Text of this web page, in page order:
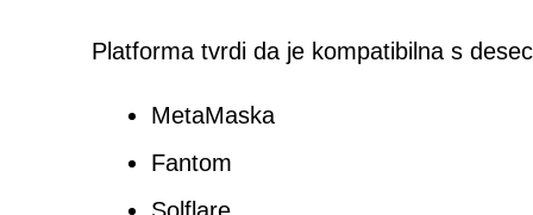
Platforma tvrdi da je kompatibilna s
MetaMaska
Fantom